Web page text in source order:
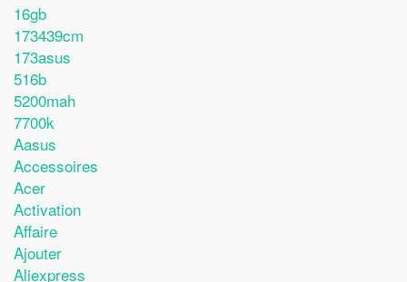
16gb
173439cm
173asus
516b
5200mah
7700k
Aasus
Accessoires
Acer
Activation
Affaire
Ajouter
Aliexpress